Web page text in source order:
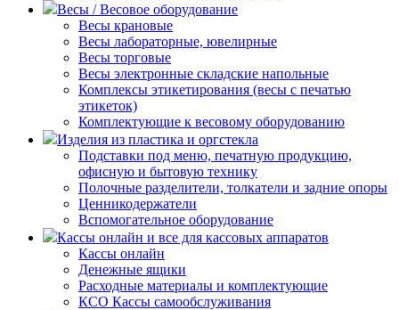
Весы / Весовое оборудование
Весы крановые
Весы лабораторные, ювелирные
Весы торговые
Весы электронные складские напольные
Комплексы этикетирования (весы с печатью
этикеток)
Комплектующие к весовому оборудованию
Изделия из пластика и оргстекла
Подставки под меню, печатную продукцию,
офисную и бытовую технику
Полочные разделители, толкатели и задние опоры
Ценникодержатели
Вспомогательное оборудование
Кассы онлайн и все для кассовых аппаратов
Кассы онлайн
Денежные ящики
Расходные материалы и комплектующие
КСО Кассы самообслуживания